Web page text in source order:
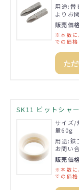
用途:替
よりお
販売価
※本数に
での価格
た
SK11 ビットシャ
サイズ
量60g
用途:鉄
お問い
販売価
※本数に
での価格